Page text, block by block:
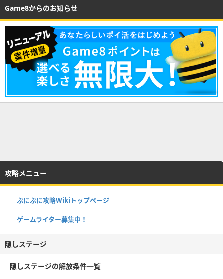
Game8からのお知らせ
攻略メニュー
ぷにぷに攻略Wikiトップページ
ゲームライター募集中！
隠しステージ
隠しステージの解放条件一覧